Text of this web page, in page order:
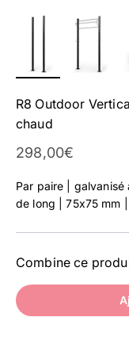
R8 Outdoor
chaud
Prix affiché
298,00€
Par paire |
de long | 75x75 mm
Combine ce